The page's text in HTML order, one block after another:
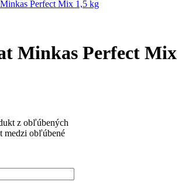
Minkas Perfect Mix
z obľúbených
medzi obľúbené